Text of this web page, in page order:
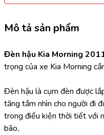
Mô tả sản phẩm
Đèn hậu Kia Morning
trọng của xe Kia Morning
Đèn hậu là cụm đèn được
tăng tầm nhìn cho người đi
trong điều kiện thời tiết với
bão,